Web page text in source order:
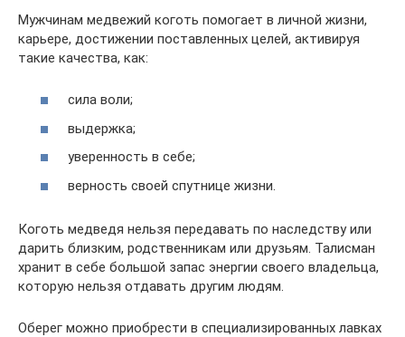
Мужчинам медвежий коготь помогает в личной жизни,
карьере, достижении поставленных целей, активируя
такие качества, как:
сила воли;
выдержка;
уверенность в себе;
верность своей спутнице жизни.
Коготь медведя нельзя передавать по наследству или
дарить близким, родственникам или друзьям. Талисман
хранит в себе большой запас энергии своего владельца,
которую нельзя отдавать другим людям.
Оберег можно приобрести в специализированных лавках